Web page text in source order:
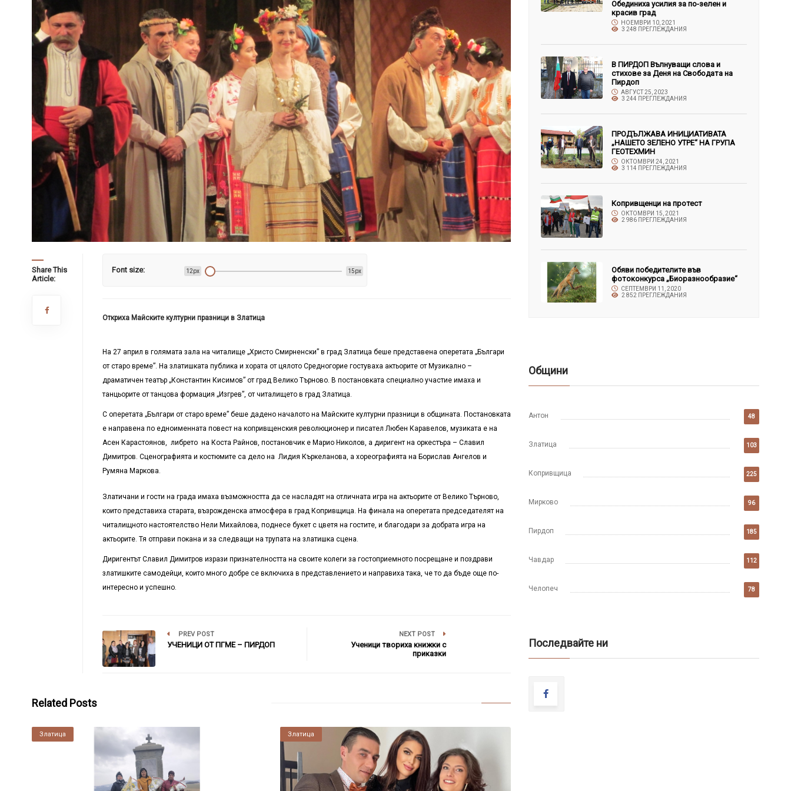
Share This
Article:
Font size: 12px 15px
Откриха Майските културни празници в Златица
На 27 април в голямата зала на читалище „Христо Смирненски” в град Златица беше представена оперетата „Българи
от старо време”. На златишката публика и хората от цялото Средногорие гостуваха актьорите от Музикално –
драматичен театър „Константин Кисимов” от град Велико Търново. В постановката специално участие имаха и
танцьорите от танцова формация „Изгрев”, от читалището в град Златица.
С оперетата „Българи от старо време” беше дадено началото на Майските културни празници в общината. Постановката
е направена по едноименната повест на копривщенския революционер и писател Любен Каравелов, музиката е на
Асен Карастоянов, либрето на Коста Райнов, постановчик е Марио Николов, а диригент на оркестъра – Славил
Димитров. Сценографията и костюмите са дело на Лидия Къркеланова, а хореографията на Борислав Ангелов и
Румяна Маркова.
Златичани и гости на града имаха възможността да се насладят на отличната игра на актьорите от Велико Търново,
които представиха старата, възрожденска атмосфера в град Копривщица. На финала на оперетата председателят на
читалищното настоятелство Нели Михайлова, поднесе букет с цветя на гостите, и благодари за добрата игра на
актьорите. Тя отправи покана и за следващи на трупата на златишка сцена.
Диригентът Славил Димитров изрази признателността на своите колеги за гостоприемното посрещане и поздрави
златишките самодейци, които много добре се включиха в представлението и направиха така, че то да бъде още по-
интересно и успешно.
PREV POST
УЧЕНИЦИ ОТ ПГМЕ – ПИРДОП
NEXT POST
Ученици твориха книжки с
приказки
Related Posts
Златица Златица
Обединиха усилия за по-зелен и
красив град
НОЕМВРИ 10, 2021
3 248 ПРЕГЛЕЖДАНИЯ
В ПИРДОП Вълнуващи слова и
стихове за Деня на Свободата на
Пирдоп
АВГУСТ 25, 2023
3 244 ПРЕГЛЕЖДАНИЯ
ПРОДЪЛЖАВА ИНИЦИАТИВАТА
„НАШЕТО ЗЕЛЕНО УТРЕ“ НА ГРУПА
ГЕОТЕХМИН
ОКТОМВРИ 24, 2021
3 114 ПРЕГЛЕЖДАНИЯ
Копривщенци на протест
ОКТОМВРИ 15, 2021
2 986 ПРЕГЛЕЖДАНИЯ
Обяви победителите във
фотоконкурса „Биоразнообразие“
СЕПТЕМВРИ 11, 2020
2 852 ПРЕГЛЕЖДАНИЯ
Общини
Антон 48
Златица 103
Копривщица 225
Мирково 96
Пирдоп 185
Чавдар 112
Челопеч 78
Последвайте ни